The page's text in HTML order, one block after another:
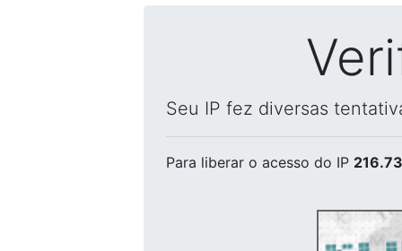
Seu IP fez diversas
Para liberar o acesso do IP